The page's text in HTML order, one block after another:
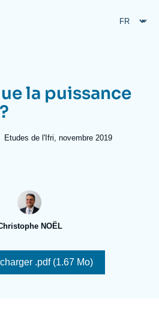
Recherches fréquentes
Proche-Orient
la puissance
Références
Etudes de l'Ifri, novembre 2019
NOËL
.pdf (1.67 Mo)